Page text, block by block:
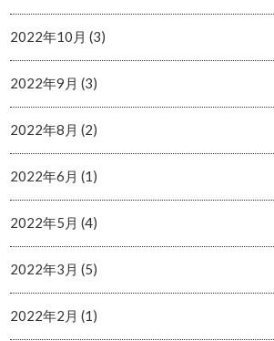
2022年10月 (3)
2022年9月 (3)
2022年8月 (2)
2022年6月 (1)
2022年5月 (4)
2022年3月 (5)
2022年2月 (1)